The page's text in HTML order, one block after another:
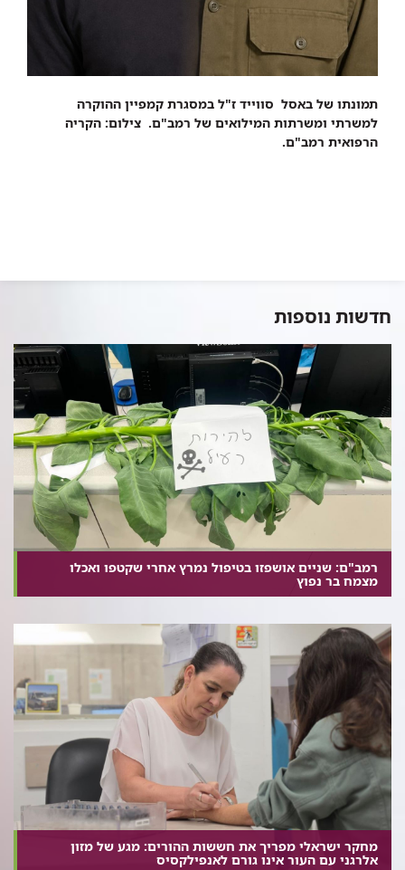
תמונתו של באסל סווייד ז"ל במסגרת קמפיין ההוקרה
למשרתי ומשרתות המילואים של רמב"ם. צילום: הקריה
הרפואית רמב"ם.
חדשות נוספות
רמב"ם: שניים אושפזו בטיפול נמרץ אחרי שקטפו ואכלו
מצמח בר נפוץ
מחקר ישראלי מפריך את חששות ההורים: מגע של מזון
אלרגני עם העור אינו גורם לאנפילקסיס